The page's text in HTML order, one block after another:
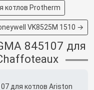
котлов Protherm
VK8525M 1510 →
845107 для